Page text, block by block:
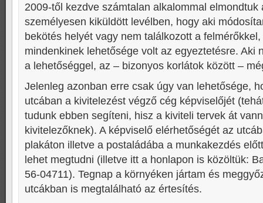
2009-től kezdve számtalan alkalommal elmondtuk
személyesen kiküldött levélben, hogy aki
bekötés helyét vagy nem találkozott a
mindenkinek lehetősége volt az egyeztetésre. Aki
a lehetőséggel, az – bizonyos korlátok között –
Jelenleg azonban erre csak úgy van lehetősége,
utcában a kivitelezést végző cég képviselőjét
tudunk ebben segíteni, hisz a kiviteli tervek át
kivitelezőknek). A képviselő elérhetőségét az
plakáton illetve a postaládába a munkakezdés
lehet megtudni (illetve itt a honlapon is közöltük:
56-04711). Tegnap a környéken jártam és
utcákban is megtalálható az értesítés.